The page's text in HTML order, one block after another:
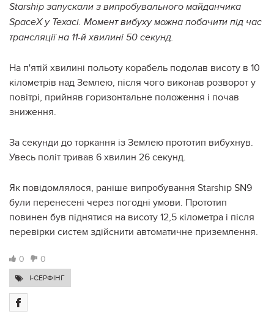
Starship запускали з випробувального майданчика
SpaceX у Техасі. Момент вибуху можна побачити під час
трансляції на 11-й хвилині 50 секунд.
На п'ятій хвилині польоту корабель подолав висоту в 10
кілометрів над Землею, після чого виконав розворот у
повітрі, прийняв горизонтальне положення і почав
зниження.
За секунди до торкання із Землею прототип вибухнув.
Увесь політ тривав 6 хвилин 26 секунд.
Як повідомлялося, раніше випробування Starship SN9
були перенесені через погодні умови. Прототип
повинен був піднятися на висоту 12,5 кілометра і після
перевірки систем здійснити автоматичне приземлення.
0 0
I-СЕРФІНГ